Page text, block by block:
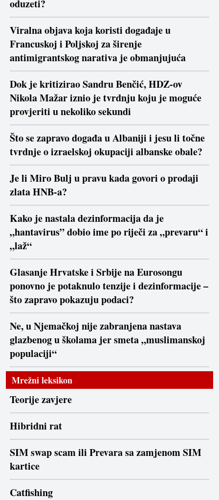
oduzeti?
Viralna objava koja koristi događaje u
Francuskoj i Poljskoj za širenje
antimigrantskog narativa je obmanjujuća
Dok je kritizirao Sandru Benčić, HDZ-ov
Nikola Mažar iznio je tvrdnju koju je moguće
provjeriti u nekoliko sekundi
Što se zapravo događa u Albaniji i jesu li točne
tvrdnje o izraelskoj okupaciji albanske obale?
Je li Miro Bulj u pravu kada govori o prodaji
zlata HNB-a?
Kako je nastala dezinformacija da je
„hantavirus” dobio ime po riječi za „prevaru“ i
„laž“
Glasanje Hrvatske i Srbije na Eurosongu
ponovno je potaknulo tenzije i dezinformacije –
što zapravo pokazuju podaci?
Ne, u Njemačkoj nije zabranjena nastava
glazbenog u školama jer smeta „muslimanskoj
populaciji“
Mrežni leksikon
Teorije zavjere
Hibridni rat
SIM swap scam ili Prevara sa zamjenom SIM
kartice
Catfishing